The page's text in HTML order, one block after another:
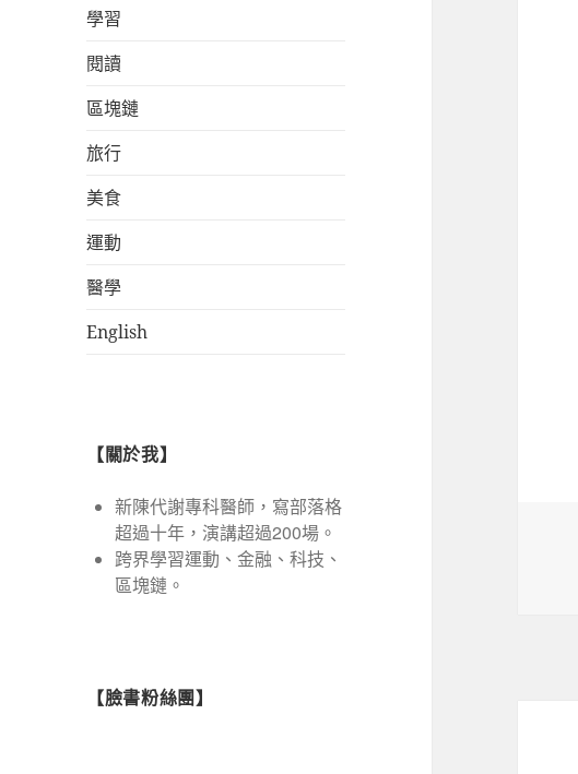
學習
閱讀
區塊鏈
旅行
美食
運動
醫學
English
【關於我】
新陳代謝專科醫師，寫部落格
超過十年，演講超過200場。
跨界學習運動、金融、科技、
區塊鏈。
【臉書粉絲團】